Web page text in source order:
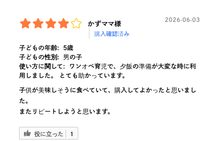
かずママ様
購入確認済み
2026-06-03
子どもの年齢:
5歳
子どもの性別:
男の子
使い方に関して:
ワンオペ育児で、夕飯の準備が大変な時に利
用しました。 とても助かっています。
子供が美味しそうに食べていて、購入してよかったと思いまし
た。
またリピートしようと思います。
役に立った 1